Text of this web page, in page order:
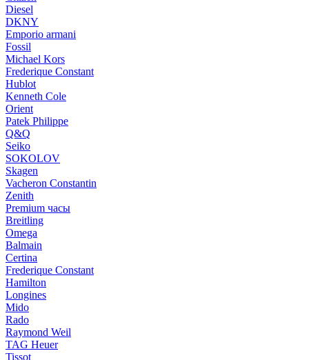
Diesel
DKNY
Emporio armani
Fossil
Michael Kors
Frederique Constant
Hublot
Kenneth Cole
Orient
Patek Philippe
Q&Q
Seiko
SOKOLOV
Skagen
Vacheron Constantin
Zenith
Premium часы
Breitling
Omega
Balmain
Certina
Frederique Constant
Hamilton
Longines
Mido
Rado
Raymond Weil
TAG Heuer
Tissot